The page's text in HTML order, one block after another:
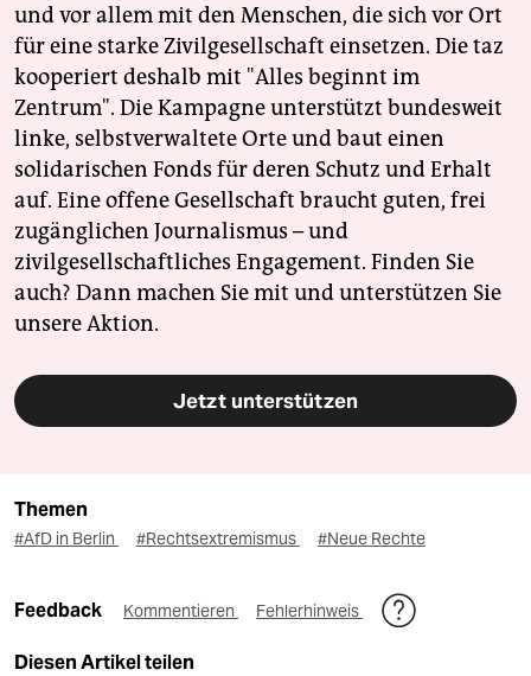
und vor allem mit den Menschen, die sich vor Ort
für eine starke Zivilgesellschaft einsetzen. Die taz
kooperiert deshalb mit "Alles beginnt im
Zentrum". Die Kampagne unterstützt bundesweit
linke, selbstverwaltete Orte und baut einen
solidarischen Fonds für deren Schutz und Erhalt
auf. Eine offene Gesellschaft braucht guten, frei
zugänglichen Journalismus – und
zivilgesellschaftliches Engagement. Finden Sie
auch? Dann machen Sie mit und unterstützen Sie
unsere Aktion.
Jetzt unterstützen
Themen
#AfD in Berlin #Rechtsextremismus #Neue Rechte
Feedback Kommentieren Fehlerhinweis
Diesen Artikel teilen